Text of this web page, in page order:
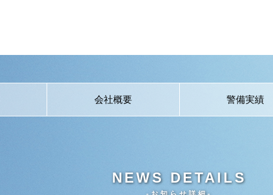
会社概要 警備実績
NEWS DETAILS